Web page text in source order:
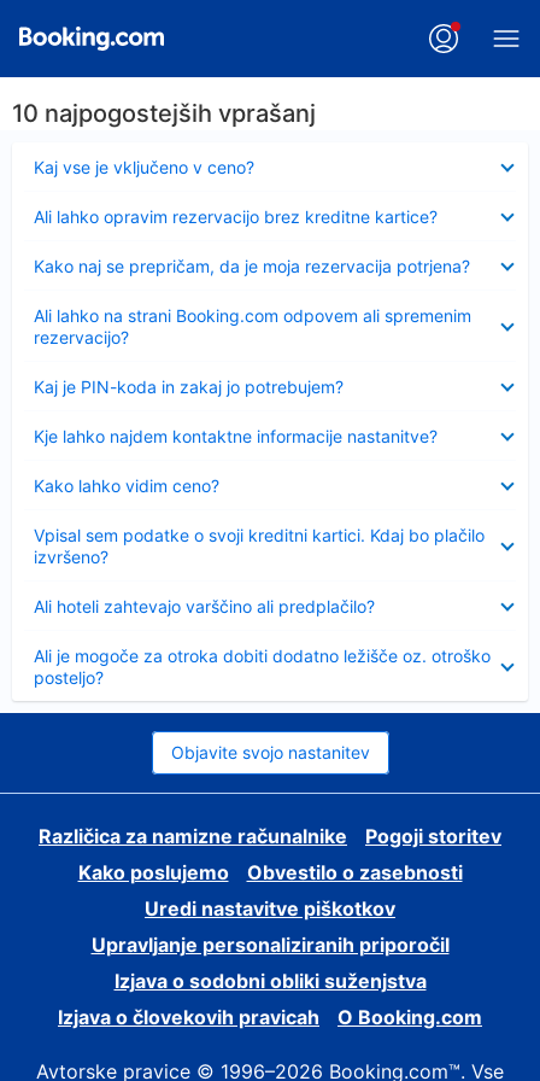
10 najpogostejših vprašanj
Kaj vse je vključeno v ceno?
Ali lahko opravim rezervacijo brez kreditne kartice?
Kako naj se prepričam, da je moja rezervacija potrjena?
Ali lahko na strani Booking.com odpovem ali spremenim
rezervacijo?
Kaj je PIN-koda in zakaj jo potrebujem?
Kje lahko najdem kontaktne informacije nastanitve?
Kako lahko vidim ceno?
Vpisal sem podatke o svoji kreditni kartici. Kdaj bo plačilo
izvršeno?
Ali hoteli zahtevajo varščino ali predplačilo?
Ali je mogoče za otroka dobiti dodatno ležišče oz. otroško
posteljo?
Objavite svojo nastanitev
Različica za namizne računalnike
Pogoji storitev
Kako poslujemo
Obvestilo o zasebnosti
Uredi nastavitve piškotkov
Upravljanje personaliziranih priporočil
Izjava o sodobni obliki suženjstva
Izjava o človekovih pravicah
O Booking.com
Avtorske pravice © 1996–2026 Booking.com™. Vse